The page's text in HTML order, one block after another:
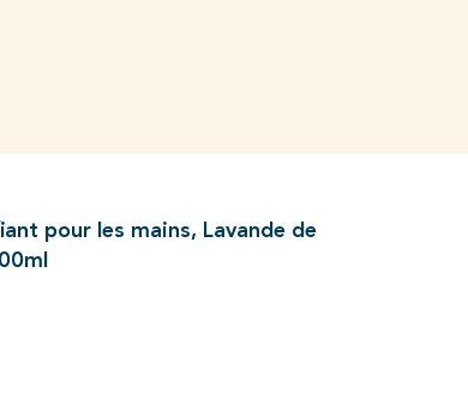
pour les mains, Lavande de